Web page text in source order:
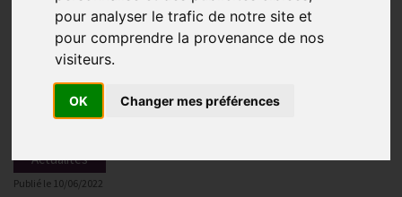
pour analyser le trafic de notre site et
pour comprendre la provenance de nos
visiteurs.
OK Changer mes préférences
requalification du contrat de
travail à temps partiel en
temps complet
Actualités
Publié le 10/06/2022